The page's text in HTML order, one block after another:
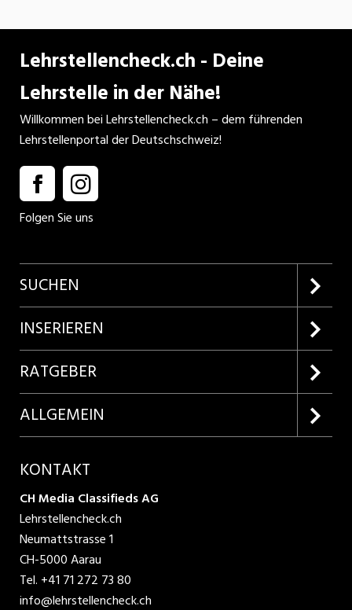
Lehrstellencheck.ch - Deine
Lehrstelle in der Nähe!
Willkommen bei Lehrstellencheck.ch – dem führenden
Lehrstellenportal der Deutschschweiz!
Folgen Sie uns
SUCHEN
Firmenprofile entdecken
Lehrstellen suchen
INSERIEREN
Kundenlogin
Inserieren
Produkte
RATGEBER
Lehrberufe entdecken
ALLGEMEIN
AGB
Datenschutzbestimmungen
Nutzungsbedingungen
Impressum
KONTAKT
CH Media Classifieds AG
Lehrstellencheck.ch
Neumattstrasse 1
CH-5000 Aarau
Tel. +41 71 272 73 80
info@lehrstellencheck.ch